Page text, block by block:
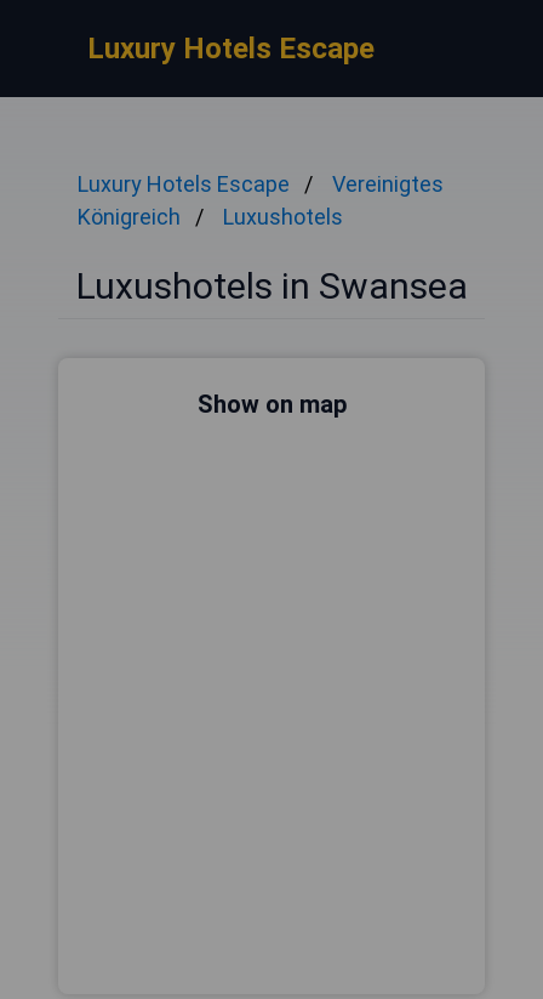
Luxury Hotels Escape
Luxury Hotels Escape
Vereinigtes
Königreich
Luxushotels
Luxushotels in Swansea
Show on map